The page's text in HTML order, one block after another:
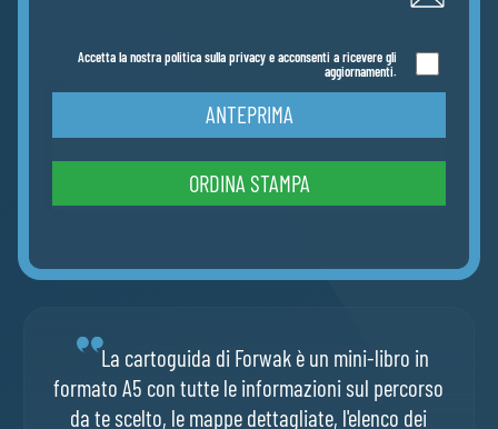
Accetta la nostra politica sulla privacy e acconsenti a ricevere gli
aggiornamenti.
ANTEPRIMA
ORDINA STAMPA
La cartoguida di Forwak è un mini-libro in
formato A5 con tutte le informazioni sul percorso
da te scelto, le mappe dettagliate, l'elenco dei